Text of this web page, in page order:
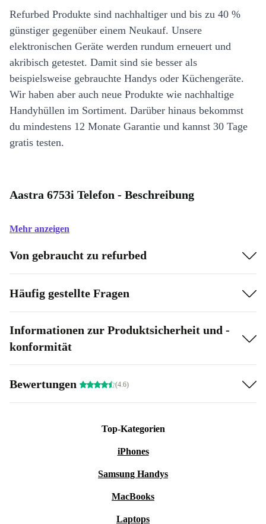
Refurbed Produkte sind nachhaltiger und bis zu 40 %
günstiger gegenüber einem Neukauf. Unsere
elektronischen Geräte werden rundum erneuert und
akribisch getestet. Damit sind sie besser als
beispielsweise gebrauchte Handys oder Küchengeräte.
Wir haben aber auch neue Produkte wie nachhaltige
Handyhüllen im Sortiment. Darüber hinaus bekommst
du mindestens 12 Monate Garantie und kannst 30 Tage
gratis testen.
Aastra 6753i Telefon - Beschreibung
Mehr anzeigen
Von gebraucht zu refurbed
Häufig gestellte Fragen
Informationen zur Produktsicherheit und -
konformität
Bewertungen (4.6)
Top-Kategorien
iPhones
Samsung Handys
MacBooks
Laptops